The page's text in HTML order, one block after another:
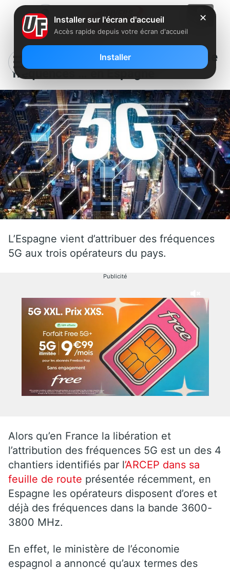
5G : première attribution de
fréquences … en Espagne
L’Espagne vient d’attribuer des fréquences
5G aux trois opérateurs du pays.
Publicité
Alors qu’en France la libération et
l’attribution des fréquences 5G est un des 4
chantiers identifiés par l’ARCEP dans sa
feuille de route présentée récemment, en
Espagne les opérateurs disposent d’ores et
déjà des fréquences dans la bande 3600-
3800 MHz.
En effet, le ministère de l’économie
espagnol a annoncé qu’aux termes des
✕
Installer sur l'écran d'accueil
Accès rapide depuis votre écran d'accueil
Installer